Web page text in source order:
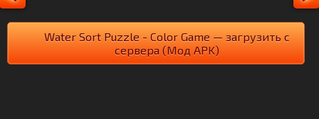
Water Sort Puzzle - Color Game — загрузить с
сервера (Мод APK)